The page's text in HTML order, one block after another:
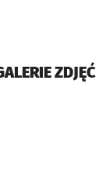
ZDJĘĆ